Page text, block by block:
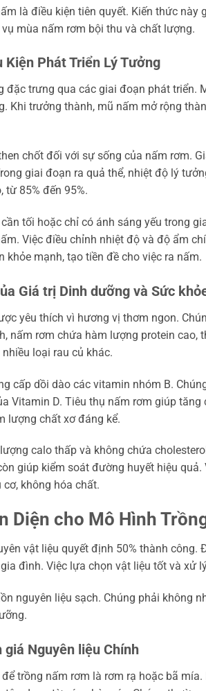
là điều kiện tiên quyết. Kiến thức
mùa nấm rơm bội thu và chất lượng.
Kiện Phát Triển Lý Tưởng
đặc trưng qua các giai đoạn phát triển.
Khi trưởng thành, mũ nấm mở rộng
chốt đối với sự sống của nấm rơm.
giai đoạn ra quả thể, nhiệt độ lý
từ 85% đến 95%.
tối hoặc chỉ có ánh sáng yếu trong
Việc điều chỉnh nhiệt độ và độ ẩm
khỏe mạnh, tạo tiền đề cho việc ra nấm.
Giá trị Dinh dưỡng và Sức
yêu thích vì hương vị thơm ngon.
nấm rơm chứa hàm lượng protein cao,
loại rau củ khác.
cấp dồi dào các vitamin nhóm B.
Vitamin D. Tiêu thụ nấm rơm giúp
lượng chất xơ đáng kể.
calo thấp và không chứa
giúp kiểm soát đường huyết hiệu
không hóa chất.
Diện cho Mô Hình
vật liệu quyết định 50% thành công.
đình. Việc lựa chọn vật liệu tốt và xử
nguyên liệu sạch. Chúng phải không
Nguyên liệu Chính
trồng nấm rơm là rơm rạ hoặc bã